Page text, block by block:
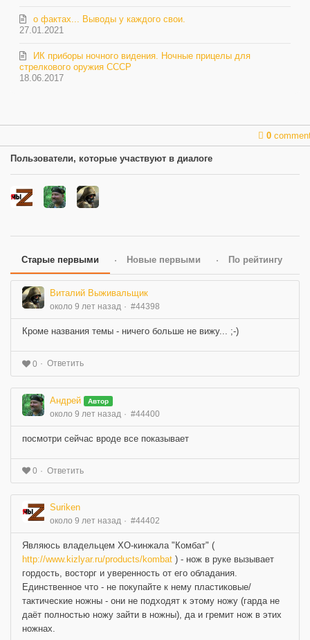
27.01.2021
о фактах... Выводы у каждого свои.
18.06.2017
ИК приборы ночного видения. Ночные прицелы для
стрелкового оружия СССР
0
Пользователи, которые участвуют в диалоге
Старые первыми Новые первыми По рейтингу
Виталий Выживальщик
около 9 лет назад #44398
Кроме названия темы - ничего больше не вижу... ;-)
0 Ответить
Андрей Автор
около 9 лет назад #44400
посмотри сейчас вроде все показывает
0 Ответить
Suriken
около 9 лет назад #44402
Являюсь владельцем ХО-кинжала "Комбат" (
http://www.kizlyar.ru/products/kombat ) - нож в руке вызывает
гордость, восторг и уверенность от его обладания.
Единственное что - не покупайте к нему пластиковые/
тактические ножны - они не подходят к этому ножу (гарда не
даёт полностью ножу зайти в ножны), да и гремит нож в этих
ножнах.